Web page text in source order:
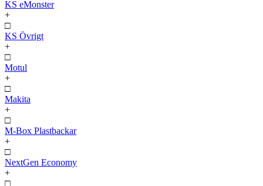
KS eMonster
+
□
KS Övrigt
+
□
Motul
+
□
Makita
+
□
M-Box Plastbackar
+
□
NextGen Economy
+
□